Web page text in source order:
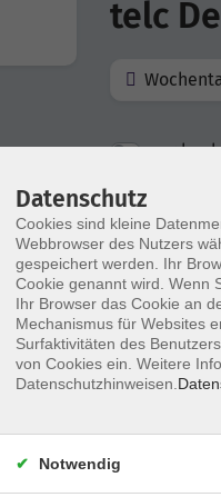
telc
nur
Datenschutz
Cookies sind kleine
Webbrowser des Nutzers
gespeichert werden. Ihr
Cookie genannt wird. Wenn
Ihr Browser das Cookie an
Mechanismus für Websites
Surfaktivitäten des
von Cookies ein. Weitere
Datenschutzhinweisen.
Notwendig